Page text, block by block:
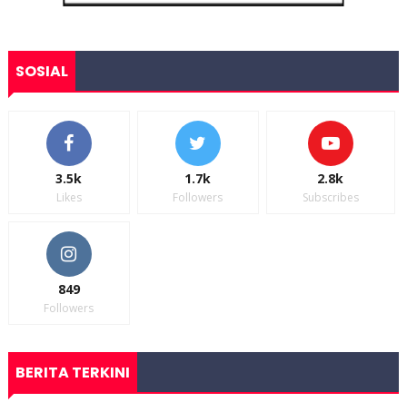
SOSIAL
3.5k
Likes
1.7k
Followers
2.8k
Subscribes
849
Followers
BERITA TERKINI